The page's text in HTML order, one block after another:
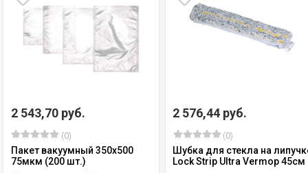
2 543,70 руб.
(0)
Пакет вакуумный 350х500
75мкм (200 шт.)
2 576,44 руб.
(0)
Шубка для стекла на
Lock Strip Ultra Vermop 45см